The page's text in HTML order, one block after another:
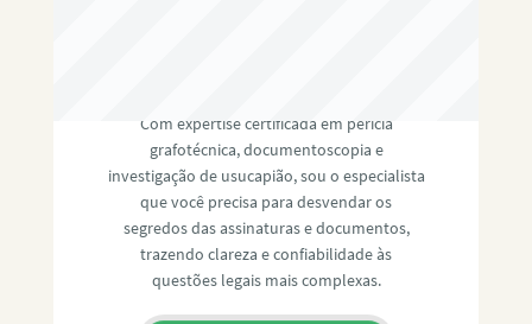
Com expertise certificada em perícia
grafotécnica, documentoscopia e
investigação de usucapião, sou o especialista
que você precisa para desvendar os
segredos das assinaturas e documentos,
trazendo clareza e confiabilidade às
questões legais mais complexas.